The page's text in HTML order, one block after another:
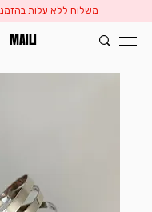
משלוח ללא עלות בהזמנות
MAILI